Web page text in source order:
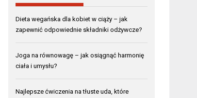
Dieta wegańska dla kobiet w ciąży – jak
zapewnić odpowiednie składniki odżywcze?
Joga na równowagę – jak osiągnąć harmonię
ciała i umysłu?
Najlepsze ćwiczenia na tłuste uda, które